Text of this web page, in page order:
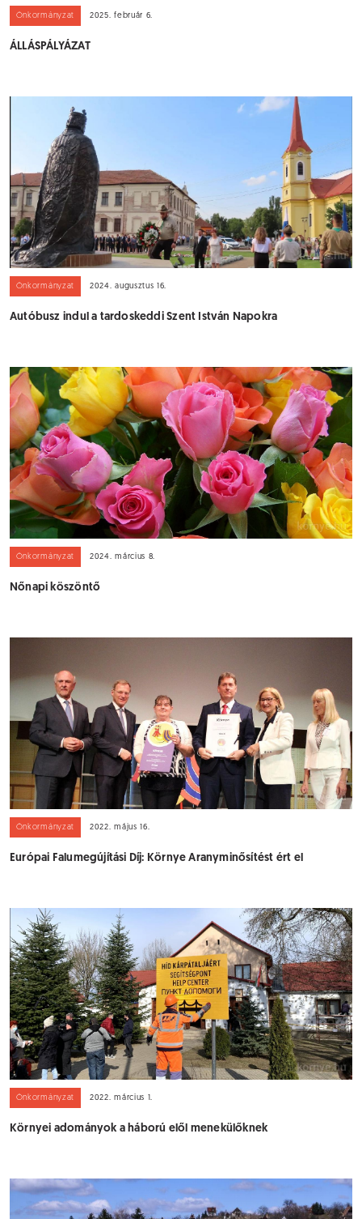
Önkormányzat 2025. február 6.
ÁLLÁSPÁLYÁZAT
Önkormányzat 2024. augusztus 16.
Autóbusz indul a tardoskeddi Szent István Napokra
Önkormányzat 2024. március 8.
Nőnapi köszöntő
Önkormányzat 2022. május 16.
Európai Falumegújítási Díj: Környe Aranyminősítést ért el
Önkormányzat 2022. március 1.
Környei adományok a háború elől menekülőknek